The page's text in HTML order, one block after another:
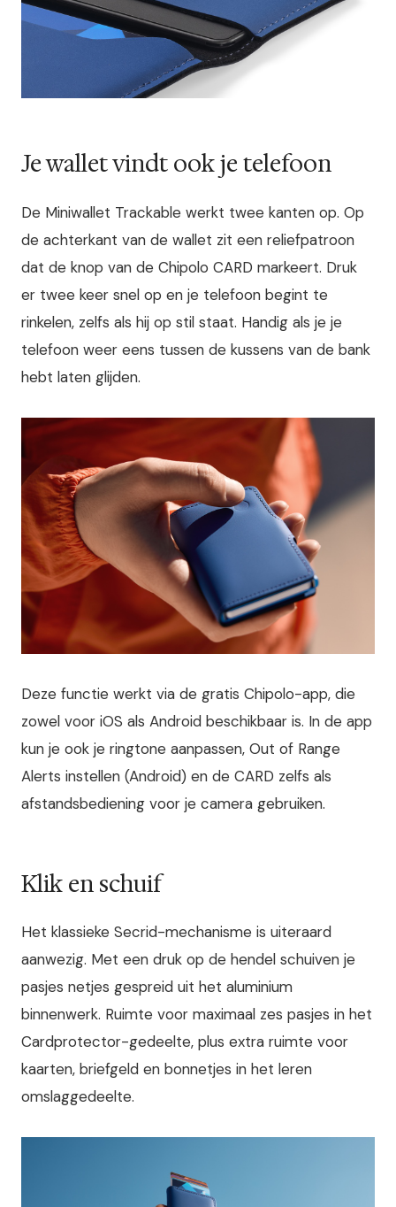
Je wallet vindt ook je telefoon
De Miniwallet Trackable werkt twee kanten op. Op
de achterkant van de wallet zit een reliefpatroon
dat de knop van de Chipolo CARD markeert. Druk
er twee keer snel op en je telefoon begint te
rinkelen, zelfs als hij op stil staat. Handig als je je
telefoon weer eens tussen de kussens van de bank
hebt laten glijden.
Deze functie werkt via de gratis Chipolo-app, die
zowel voor iOS als Android beschikbaar is. In de app
kun je ook je ringtone aanpassen, Out of Range
Alerts instellen (Android) en de CARD zelfs als
afstandsbediening voor je camera gebruiken.
Klik en schuif
Het klassieke Secrid-mechanisme is uiteraard
aanwezig. Met een druk op de hendel schuiven je
pasjes netjes gespreid uit het aluminium
binnenwerk. Ruimte voor maximaal zes pasjes in het
Cardprotector-gedeelte, plus extra ruimte voor
kaarten, briefgeld en bonnetjes in het leren
omslaggedeelte.